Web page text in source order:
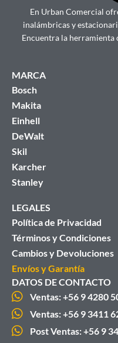
En Urban Comercial
inalámbricas y
Encuentra la
MARCA
Bosch
Makita
Einhell
DeWalt
Skil
Karcher
Stanley
LEGALES
Política de Privacidad
Términos y Condiciones
Cambios y Devoluciones
Envíos y Garantía
DATOS DE CONTACTO
Ventas: +56 9 4280
Ventas: +56 9 3411
Post Ventas: +56 9